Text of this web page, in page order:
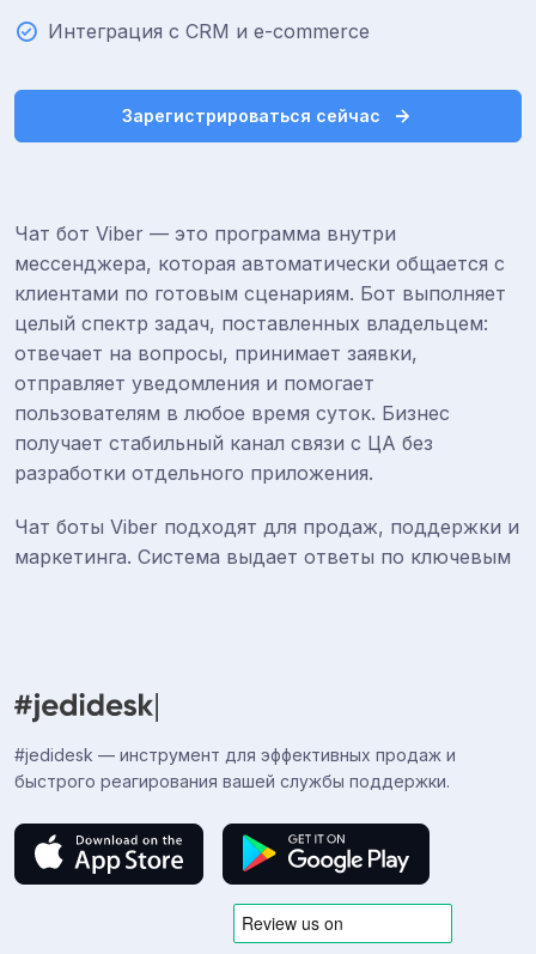
Интеграция с CRM и e-commerce
Зарегистрироваться сейчас
Чат бот Viber — это программа внутри
мессенджера, которая автоматически общается с
клиентами по готовым сценариям. Бот выполняет
целый спектр задач, поставленных владельцем:
отвечает на вопросы, принимает заявки,
отправляет уведомления и помогает
пользователям в любое время суток. Бизнес
получает стабильный канал связи с ЦА без
разработки отдельного приложения.
Чат боты Viber подходят для продаж, поддержки и
маркетинга. Система выдает ответы по ключевым
вы — экономию на сотрудниках и лояльность
Почему вашему бизнесу нужен
чат-бот Viber
Чат-бот Вайбер может дать вашему бизнесу
целый ряд преимуществ:
#jedidesk — инструмент для эффективных продаж и
быстрого реагирования вашей службы поддержки.